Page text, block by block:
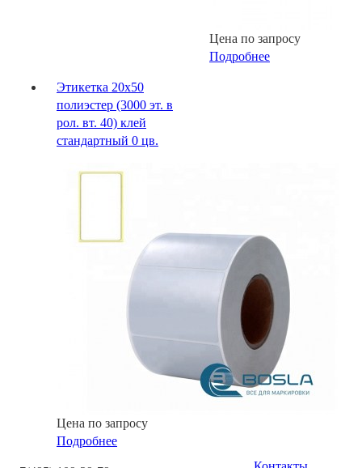
Цена по запросу
Подробнее
Этикетка 20х50
полиэстер (3000 эт. в
рол. вт. 40) клей
стандартный 0 цв.
Цена по запросу
Подробнее